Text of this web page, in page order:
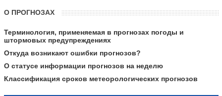
О ПРОГНОЗАХ
Терминология, применяемая в прогнозах погоды и
штормовых предупреждениях
Откуда возникают ошибки прогнозов?
О статусе информации прогнозов на неделю
Классификация сроков метеорологических прогнозов